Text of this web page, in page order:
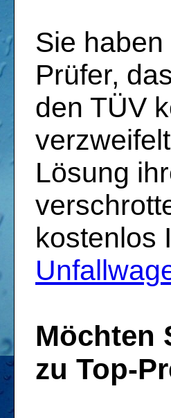
Sie
Prüfer,
den TÜV
Lösung
kostenlos
Möchten
zu Top-